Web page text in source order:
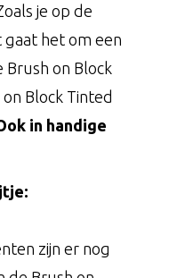
je op de
het om een
Brush on Block
Block Tinted
in handige
zijn er nog